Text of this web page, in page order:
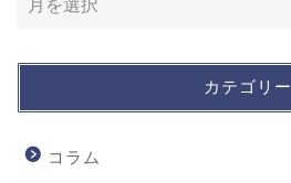
カテゴリー
コラム